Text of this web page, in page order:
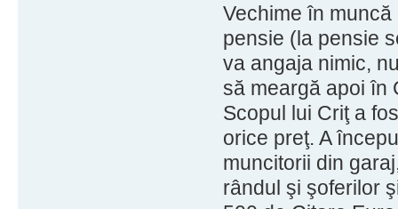
Vechime în
pensie (la pensie
va angaja nimic,
să meargă apoi în
Scopul lui Criţ a
orice preţ. A
muncitorii din
rândul şi şoferilor